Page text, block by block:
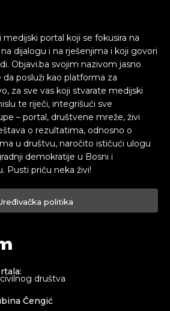
medijski portal koji se fokusira na
dijalogu i na rješenjima i koji govori
Objavi.ba svojim nazivom jasno
da posluži kao platforma za
za sve vas koji stvarate medijski
te riječi, integrišući sve
– portal, društvene mreže, živi
o rezultatima, odnosno o
u društvu, naročito ističući ulogu
demokratije u Bosni i
Pusti priču neka živi!
politika
društva
Čengić